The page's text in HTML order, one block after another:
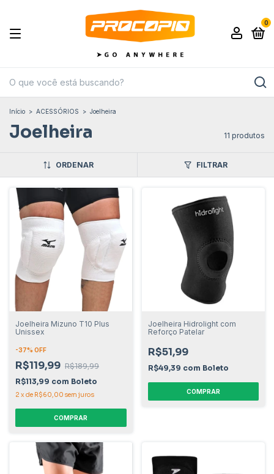
0
Início > ACESSÓRIOS > Joelheira
Joelheira 11 produtos
ORDENAR FILTRAR
Joelheira Mizuno T10 Plus
Unissex
-37% OFF
R$119,99 R$189,99
R$113,99 com Boleto
2 x de R$60,00 sem juros
COMPRAR
Joelheira Hidrolight com
Reforço Patelar
R$51,99
R$49,39 com Boleto
COMPRAR